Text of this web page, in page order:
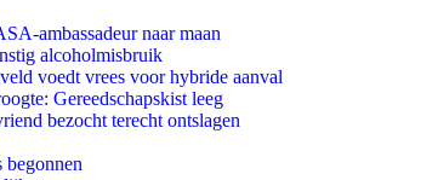
ambassadeur naar maan
alcoholmisbruik
voedt vrees voor hybride aanval
Gereedschapskist leeg
bezocht terecht ontslagen